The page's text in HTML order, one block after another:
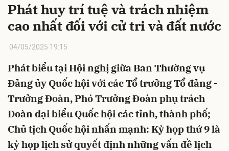
Phát huy trí tuệ và trách nhiệm
cao nhất đối với cử tri và đất nước
04/05/2025 19:15
Phát biểu tại Hội nghị giữa Ban Thường vụ
Đảng ủy Quốc hội với các Tổ trưởng Tổ đảng -
Trưởng Đoàn, Phó Trưởng Đoàn phụ trách
Đoàn đại biểu Quốc hội các tỉnh, thành phố;
Chủ tịch Quốc hội nhấn mạnh: Kỳ họp thứ 9 là
kỳ họp lịch sử quyết định những vấn đề lịch
Hủy Gửi